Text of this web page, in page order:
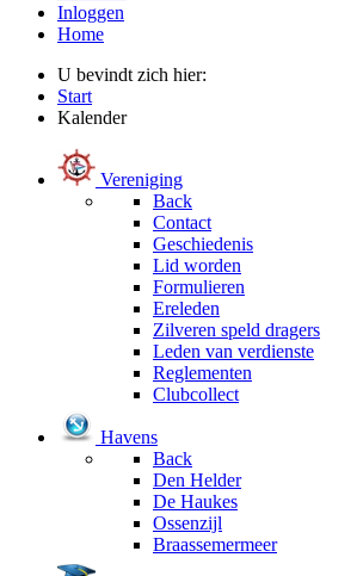
Inloggen
Home
U bevindt zich hier:
Start
Kalender
Vereniging
Back
Contact
Geschiedenis
Lid worden
Formulieren
Ereleden
Zilveren speld dragers
Leden van verdienste
Reglementen
Clubcollect
Havens
Back
Den Helder
De Haukes
Ossenzijl
Braassemermeer